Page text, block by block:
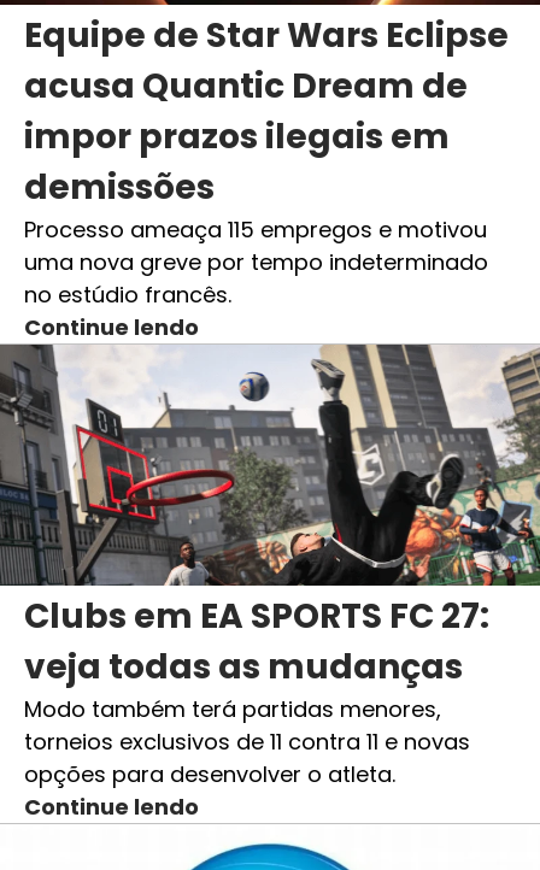
Equipe de Star Wars Eclipse
acusa Quantic Dream de
impor prazos ilegais em
demissões
Processo ameaça 115 empregos e motivou
uma nova greve por tempo indeterminado
no estúdio francês.
Continue lendo
Clubs em EA SPORTS FC 27:
veja todas as mudanças
Modo também terá partidas menores,
torneios exclusivos de 11 contra 11 e novas
opções para desenvolver o atleta.
Continue lendo